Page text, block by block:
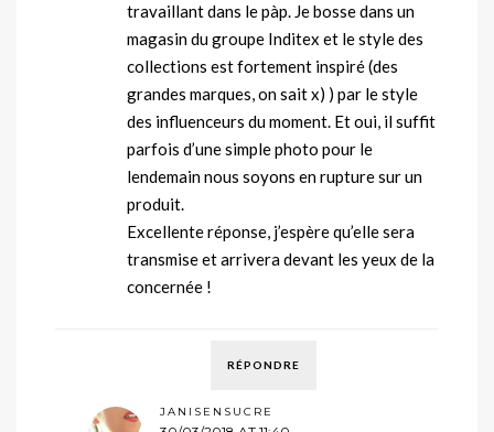
travaillant dans le pàp. Je bosse dans un
magasin du groupe Inditex et le style des
collections est fortement inspiré (des
grandes marques, on sait x) ) par le style
des influenceurs du moment. Et oui, il suffit
parfois d’une simple photo pour le
lendemain nous soyons en rupture sur un
produit.
Excellente réponse, j’espère qu’elle sera
transmise et arrivera devant les yeux de la
concernée !
RÉPONDRE
JANISENSUCRE